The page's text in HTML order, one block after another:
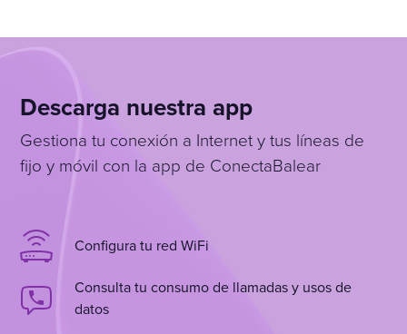
Descarga nuestra app
Gestiona tu conexión a Internet y tus líneas de
fijo y móvil con la app de ConectaBalear
Configura tu red WiFi
Consulta tu consumo de llamadas y usos de
datos